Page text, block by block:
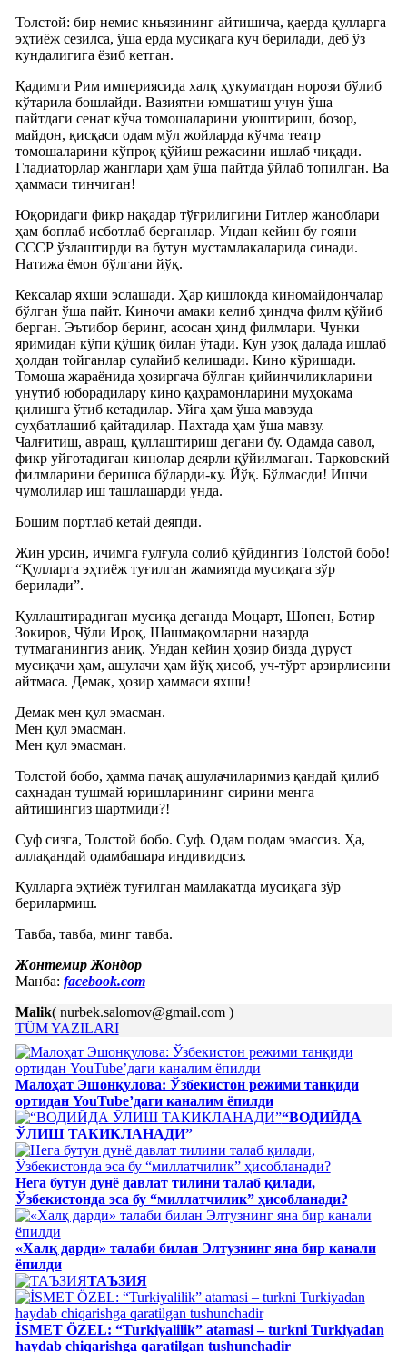
Толстой: бир немис кньязининг айтишича, қаерда қулларга
эҳтиёж сезилса, ўша ерда мусиқага куч берилади, деб ўз
кундалигига ёзиб кетган.
Қадимги Рим империясида халқ ҳукуматдан норози бўлиб
кўтарила бошлайди. Вазиятни юмшатиш учун ўша
пайтдаги сенат кўча томошаларини уюштириш, бозор,
майдон, қисқаси одам мўл жойларда кўчма театр
томошаларини кўпроқ қўйиш режасини ишлаб чиқади.
Гладиаторлар жанглари ҳам ўша пайтда ўйлаб топилган. Ва
ҳаммаси тинчиган!
Юқоридаги фикр нақадар тўғрилигини Гитлер жаноблари
ҳам боплаб исботлаб берганлар. Ундан кейин бу ғояни
СССР ўзлаштирди ва бутун мустамлакаларида синади.
Натижа ёмон бўлгани йўқ.
Кексалар яхши эслашади. Ҳар қишлоқда киномайдончалар
бўлган ўша пайт. Киночи амаки келиб ҳиндча филм қўйиб
берган. Эътибор беринг, асосан ҳинд филмлари. Чунки
яримидан кўпи қўшиқ билан ўтади. Кун узоқ далада ишлаб
ҳолдан тойганлар сулайиб келишади. Кино кўришади.
Томоша жараёнида ҳозиргача бўлган қийинчиликларини
унутиб юборадилару кино қаҳрамонларини муҳокама
қилишга ўтиб кетадилар. Уйга ҳам ўша мавзуда
суҳбатлашиб қайтадилар. Пахтада ҳам ўша мавзу.
Чалғитиш, авраш, қуллаштириш дегани бу. Одамда савол,
фикр уйғотадиган кинолар деярли қўйилмаган. Тарковский
филмларини беришса бўларди-ку. Йўқ. Бўлмасди! Ишчи
чумолилар иш ташлашарди унда.
Бошим портлаб кетай деяпди.
Жин урсин, ичимга ғулғула солиб қўйдингиз Толстой бобо!
“Қулларга эҳтиёж туғилган жамиятда мусиқага зўр
берилади”.
Қуллаштирадиган мусиқа деганда Моцарт, Шопен, Ботир
Зокиров, Чўли Ироқ, Шашмақомларни назарда
тутмаганингиз аниқ. Ундан кейин ҳозир бизда дуруст
мусиқачи ҳам, ашулачи ҳам йўқ ҳисоб, уч-тўрт арзирлисини
айтмаса. Демак, ҳозир ҳаммаси яхши!
Демак мен қул эмасман.
Мен қул эмасман.
Мен қул эмасман.
Толстой бобо, ҳамма пачақ ашулачиларимиз қандай қилиб
саҳнадан тушмай юришларининг сирини менга
айтишингиз шартмиди?!
Суф сизга, Толстой бобо. Суф. Одам подам эмассиз. Ҳа,
аллақандай одамбашара индивидсиз.
Қулларга эҳтиёж туғилган мамлакатда мусиқага зўр
берилармиш.
Тавба, тавба, минг тавба.
Жонтемир Жондор
Манба: facebook.com
Malik( nurbek.salomov@gmail.com )
TÜM YAZILARI
Малоҳат Эшонқулова: Ўзбекистон режими танқиди
ортидан YouTube’даги каналим ёпилди
“ВОДИЙДА
ЎЛИШ ТАКИКЛАНАДИ”
Нега бутун дунё давлат тилини талаб қилади,
Ўзбекистонда эса бу “миллатчилик” ҳисобланади?
«Халқ дарди» талаби билан Элтузнинг яна бир канали
ёпилди
ТАЪЗИЯ
İSMET ÖZEL: “Turkiyalilik” atamasi – turkni Turkiyadan
haydab chiqarishga qaratilgan tushunchadir